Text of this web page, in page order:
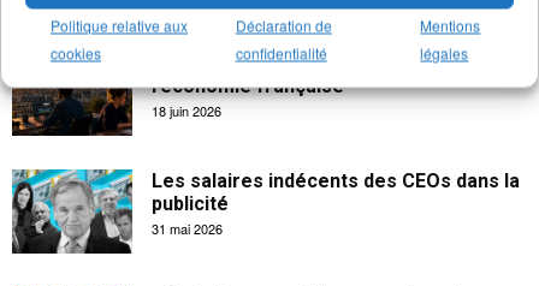
Politique relative aux
cookies
Déclaration de
confidentialité
Mentions
légales
La créativité apporte 102 milliards € à
l’économie française
18 juin 2026
Les salaires indécents des CEOs dans la
publicité
31 mai 2026